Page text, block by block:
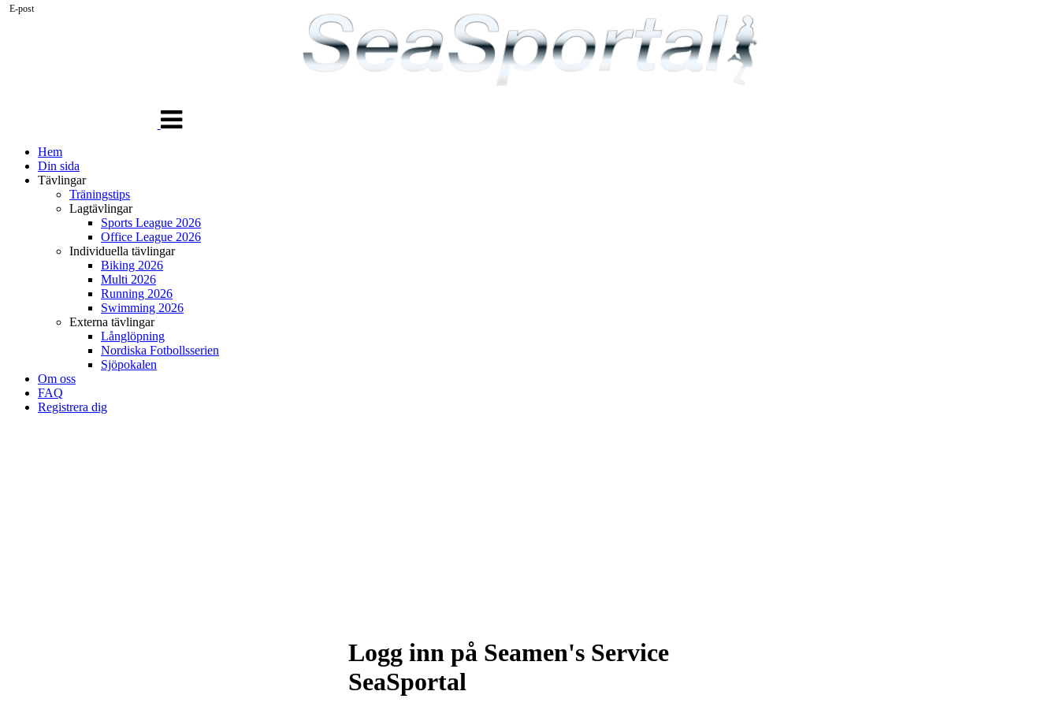
navigering
Hem
Din sida
Tävlingar
Träningstips
Lagtävlingar
Sports League 2026
Office League 2026
Individuella tävlingar
Biking 2026
Multi 2026
Running 2026
Swimming 2026
Externa tävlingar
Långlöpning
Nordiska Fotbollsserien
Sjöpokalen
Om oss
FAQ
Registrera dig
Logg inn på Seamen's Service
SeaSportal
E-post